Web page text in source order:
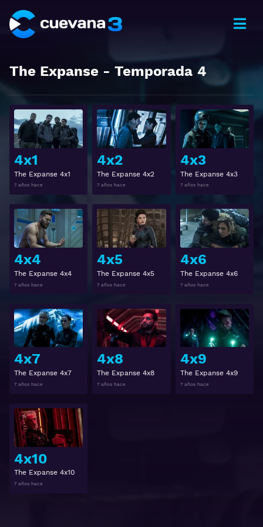
The Expanse - Temporada 4
4x1
The Expanse 4x1
7 años hace
Ver
4x2
The Expanse 4x2
7 años hace
Ver
4x3
The Expanse 4x3
7 años hace
4x4
The Expanse 4x4
7 años hace
Ver
4x5
The Expanse 4x5
7 años hace
Ver
4x6
The Expanse 4x6
7 años hace
4x7
The Expanse 4x7
7 años hace
Ver
4x8
The Expanse 4x8
7 años hace
4x9
The Expanse 4x9
7 años hace
4x10
The Expanse 4x10
7 años hace